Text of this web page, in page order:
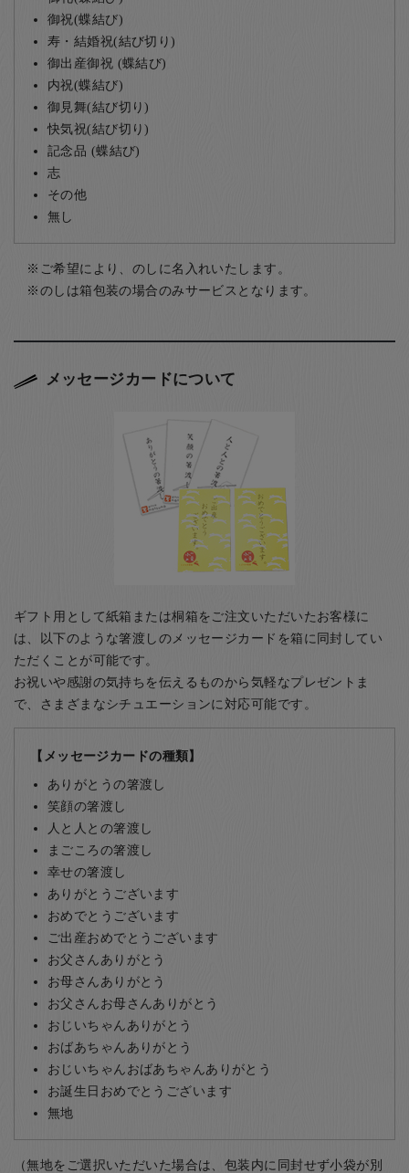
御祝(蝶結び)
寿・結婚祝(結び切り)
御出産御祝 (蝶結び)
内祝(蝶結び)
御見舞(結び切り)
快気祝(結び切り)
記念品 (蝶結び)
志
その他
無し
ご希望により、のしに名入れいたします。
のしは箱包装の場合のみサービスとなります。
メッセージカードについて
ギフト用として紙箱または桐箱をご注文いただいたお客様に
は、以下のような箸渡しのメッセージカードを箱に同封してい
ただくことが可能です。
お祝いや感謝の気持ちを伝えるものから気軽なプレゼントま
で、さまざまなシチュエーションに対応可能です。
【メッセージカードの種類】
ありがとうの箸渡し
笑顔の箸渡し
人と人との箸渡し
まごころの箸渡し
幸せの箸渡し
ありがとうございます
おめでとうございます
ご出産おめでとうございます
お父さんありがとう
お母さんありがとう
お父さんお母さんありがとう
おじいちゃんありがとう
おばあちゃんありがとう
おじいちゃんおばあちゃんありがとう
お誕生日おめでとうございます
無地
（無地をご選択いただいた場合は、包装内に同封せず小袋が別